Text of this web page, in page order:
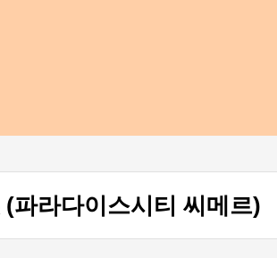
파라다이스시티 씨메르)